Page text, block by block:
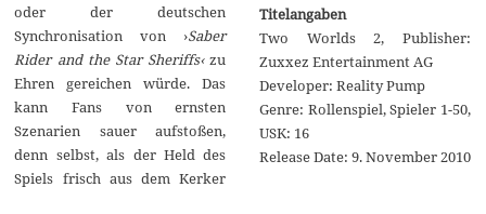
oder der deutschen
Synchronisation von ›Saber
Rider and the Star Sheriffs‹zu
Ehren gereichen würde. Das
kann Fans von ernsten
Szenarien sauer aufstoßen,
denn selbst, als der Held des
Spiels frisch aus dem Kerker
Titelangaben
Two Worlds 2, Publisher:
Zuxxez Entertainment AG
Developer: Reality Pump
Genre: Rollenspiel, Spieler 1-50,
USK: 16
Release Date: 9. November 2010